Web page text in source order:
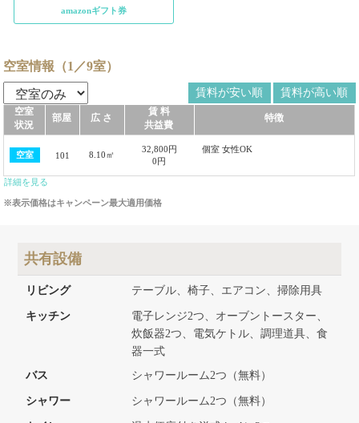
amazonギフト券
空室情報（1／9室）
賃料が安い順 賃料が高い順
空室
状況
部屋 広 さ
賃 料
共益費
特徴
空室 101 8.10㎡
32,800円
0円
個室 女性OK
詳細を見る
※表示価格はキャンペーン最大適用価格
共有設備
リビング テーブル、椅子、エアコン、掃除用具
キッチン
電子レンジ2つ、オーブントースター、
炊飯器2つ、電気ケトル、調理道具、食
器一式
バス
シャワールーム2つ（無料）
シャワー シャワールーム2つ（無料）